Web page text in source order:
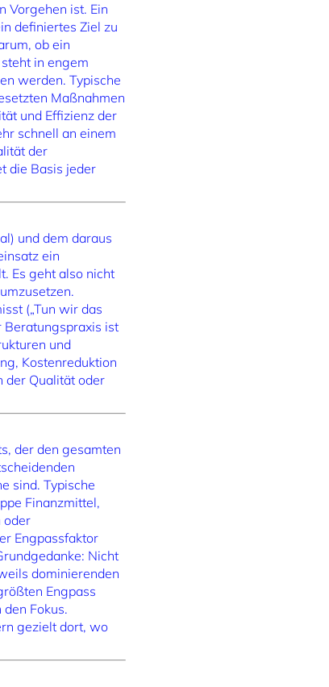
Vorgehen ist. Ein
definiertes Ziel zu
ob ein
in engem
werden. Typische
Maßnahmen
und Effizienz der
schnell an einem
der
die Basis jeder
und dem daraus
ein
Es geht also nicht
(„Tun wir das
Beratungspraxis ist
und
Kostenreduktion
der Qualität oder
der den gesamten
sind. Typische
Finanzmittel,
oder
Engpassfaktor
Nicht
dominierenden
Engpass
Fokus.
gezielt dort, wo